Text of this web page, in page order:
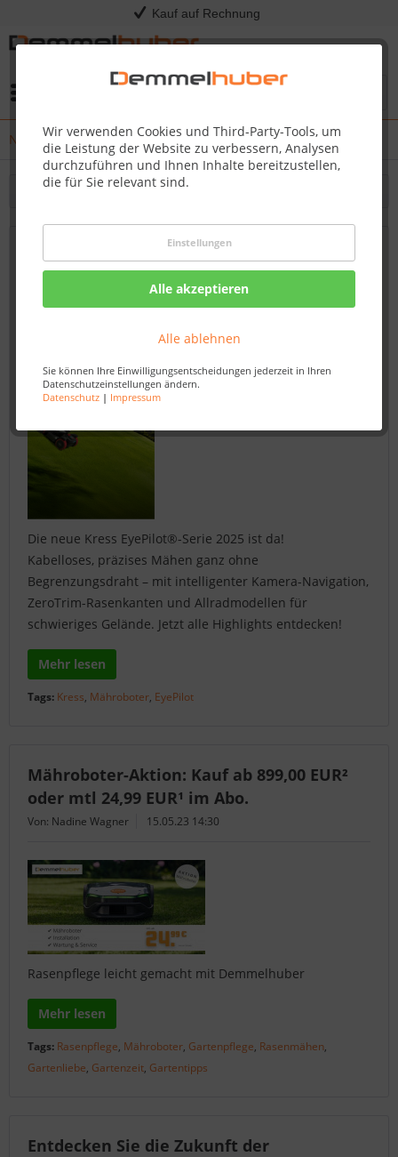
Kauf auf Rechnung
Wir verwenden Cookies und Third-Party-Tools, um
die Leistung der Website zu verbessern, Analysen
durchzuführen und Ihnen Inhalte bereitzustellen,
die für Sie relevant sind.
Einstellungen
Alle akzeptieren
Alle ablehnen
Sie können Ihre Einwilligungsentscheidungen jederzeit in Ihren
Datenschutzeinstellungen ändern.
Datenschutz| Impressum
News
Filtern
Kress EyePilot® und Allrad-RTK 4x4 – Die
neue Mähroboter-Generation
Von: Dirk Kommol
Die neue Kress EyePilot®-Serie 2025 ist da!
Kabelloses, präzises Mähen ganz ohne
Begrenzungsdraht – mit intelligenter Kamera-Navigation,
ZeroTrim-Rasenkanten und Allradmodellen für
schwieriges Gelände. Jetzt alle Highlights entdecken!
Mehr lesen
Tags: Kress, Mähroboter, EyePilot
Mähroboter-Aktion: Kauf ab 899,00 EUR²
oder mtl 24,99 EUR¹ im Abo.
Von: Nadine Wagner 15.05.23 14:30
Rasenpflege leicht gemacht mit Demmelhuber
Mehr lesen
Tags: Rasenpflege, Mähroboter, Gartenpflege, Rasenmähen,
Gartenliebe, Gartenzeit, Gartentipps
Entdecken Sie die Zukunft der